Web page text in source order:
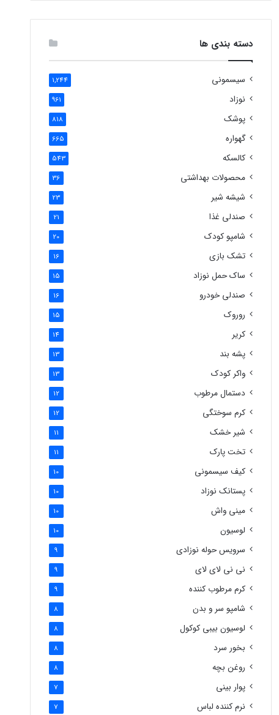
دسته بندی ها
سیسمونی 1,244
نوزاد 961
پوشک 818
گهواره 665
کالسکه 543
محصولات بهداشتی 36
شیشه شیر 23
صندلی غذا 21
شامپو کودک 20
تشک بازی 16
ساک حمل نوزاد 15
صندلی خودرو 16
روروک 15
کریر 14
پشه بند 13
واکر کودک 13
دستمال مرطوب 12
کرم سوختگی 12
شیر خشک 11
تخت پارک 11
کیف سیسمونی 10
پستانک نوزاد 10
مینی واش 10
لوسیون 10
سرویس حوله نوزادی 9
نی نی لای لای 9
کرم مرطوب کننده 9
شامپو سر و بدن 8
لوسیون بیبی کوکول 8
بخور سرد 8
روغن بچه 8
پوار بینی 7
نرم کننده لباس 7